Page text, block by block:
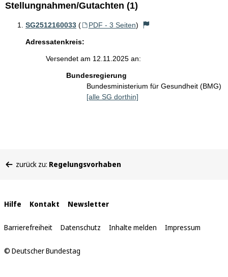
Stellungnahmen/Gutachten (1)
SG2512160033 ( PDF - 3 Seiten)
Adressatenkreis:
Versendet am 12.11.2025 an:
Bundesregierung
Bundesministerium für Gesundheit (BMG)
[alle SG dorthin]
befinden
zurück zu: Regelungsvorhaben
Interne
Links
Hilfe Kontakt Newsletter
Barrierefreiheit Datenschutz Inhalte melden Impressum
© Deutscher Bundestag